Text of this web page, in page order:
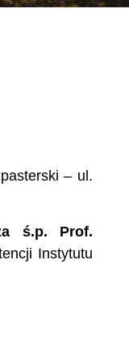
– ul.
ś.p. Prof.
Instytutu